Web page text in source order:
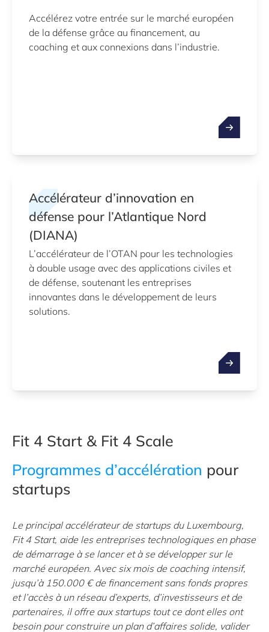
Accélérez votre entrée sur le marché européen
de la défense grâce au financement, au
coaching et aux connexions dans l’industrie.
Accélérateur d’innovation en
défense pour l’Atlantique Nord
(DIANA)
L’accélérateur de l’OTAN pour les technologies
à double usage avec des applications civiles et
de défense, soutenant les entreprises
innovantes dans le développement de leurs
solutions.
Fit 4 Start & Fit 4 Scale
Programmes d’accélération pour
startups
Le principal accélérateur de startups du Luxembourg,
Fit 4 Start, aide les entreprises technologiques en phase
de démarrage à se lancer et à se développer sur le
marché européen. Avec six mois de coaching intensif,
jusqu’à 150.000 € de financement sans fonds propres
et l’accès à un réseau d’experts, d’investisseurs et de
partenaires, il offre aux startups tout ce dont elles ont
besoin pour construire un plan d’affaires solide, valider